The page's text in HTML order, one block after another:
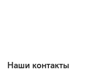
Наши контакты